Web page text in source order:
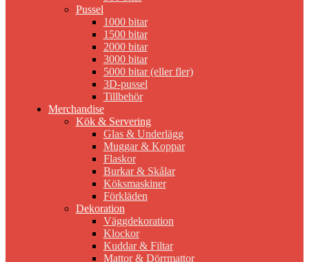
Pussel
1000 bitar
1500 bitar
2000 bitar
3000 bitar
5000 bitar (eller fler)
3D-pussel
Tillbehör
Merchandise
Kök & Servering
Glas & Underlägg
Muggar & Koppar
Flaskor
Burkar & Skålar
Köksmaskiner
Förkläden
Dekoration
Väggdekoration
Klockor
Kuddar & Filtar
Mattor & Dörrmattor